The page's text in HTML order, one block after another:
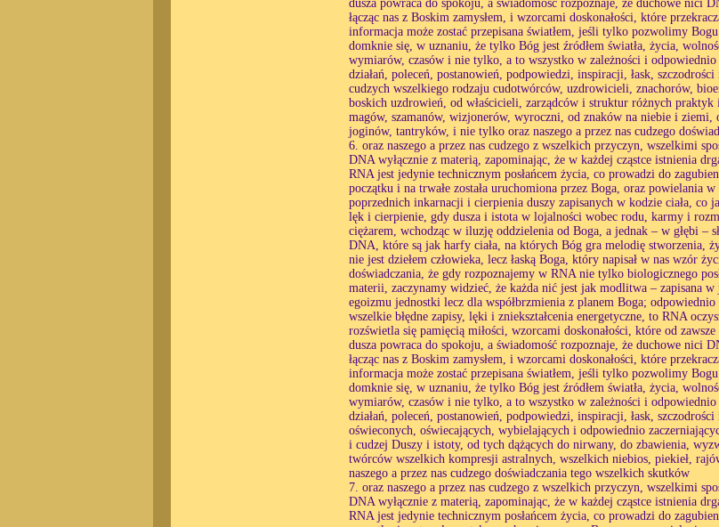
dusza powraca do spokoju, a świadomość rozpoznaje, że duchowe nici
łącząc nas z Boskim zamysłem, i wzorcami doskonałości, które
informacja może zostać przepisana światłem, jeśli tylko pozwolimy
domknie się, w uznaniu, że tylko Bóg jest źródłem światła, życia,
wymiarów, czasów i nie tylko, a to wszystko w zależności i
działań, poleceń, postanowień, podpowiedzi, inspiracji, łask,
cudzych wszelkiego rodzaju cudotwórców, uzdrowicieli, znachorów,
boskich uzdrowień, od właścicieli, zarządców i struktur różnych
magów, szamanów, wizjonerów, wyroczni, od znaków na niebie i
joginów, tantryków, i nie tylko oraz naszego a przez nas cudzego
6. oraz naszego a przez nas cudzego z wszelkich przyczyn, wszelkimi
DNA wyłącznie z materią, zapominając, że w każdej cząstce istnienia
RNA jest jedynie technicznym posłańcem życia, co prowadzi do
początku i na trwałe została uruchomiona przez Boga, oraz powielania
poprzednich inkarnacji i cierpienia duszy zapisanych w kodzie ciała, co
lęk i cierpienie, gdy dusza i istota w lojalności wobec rodu, karmy i
ciężarem, wchodząc w iluzję oddzielenia od Boga, a jednak – w głębi –
DNA, które są jak harfy ciała, na których Bóg gra melodię stworzenia,
nie jest dziełem człowieka, lecz łaską Boga, który napisał w nas wzór
doświadczania, że gdy rozpoznajemy w RNA nie tylko biologicznego
materii, zaczynamy widzieć, że każda nić jest jak modlitwa – zapisana
egoizmu jednostki lecz dla współbrzmienia z planem Boga;
wszelkie błędne zapisy, lęki i zniekształcenia energetyczne, to RNA
rozświetla się pamięcią miłości, wzorcami doskonałości, które od
dusza powraca do spokoju, a świadomość rozpoznaje, że duchowe nici
łącząc nas z Boskim zamysłem, i wzorcami doskonałości, które
informacja może zostać przepisana światłem, jeśli tylko pozwolimy
domknie się, w uznaniu, że tylko Bóg jest źródłem światła, życia,
wymiarów, czasów i nie tylko, a to wszystko w zależności i
działań, poleceń, postanowień, podpowiedzi, inspiracji, łask,
oświeconych, oświecających, wybielających i odpowiednio
i cudzej Duszy i istoty, od tych dążących do nirwany, do zbawienia,
twórców wszelkich kompresji astralnych, wszelkich niebios, piekieł,
naszego a przez nas cudzego doświadczania tego wszelkich skutków
7. oraz naszego a przez nas cudzego z wszelkich przyczyn, wszelkimi
DNA wyłącznie z materią, zapominając, że w każdej cząstce istnienia
RNA jest jedynie technicznym posłańcem życia, co prowadzi do